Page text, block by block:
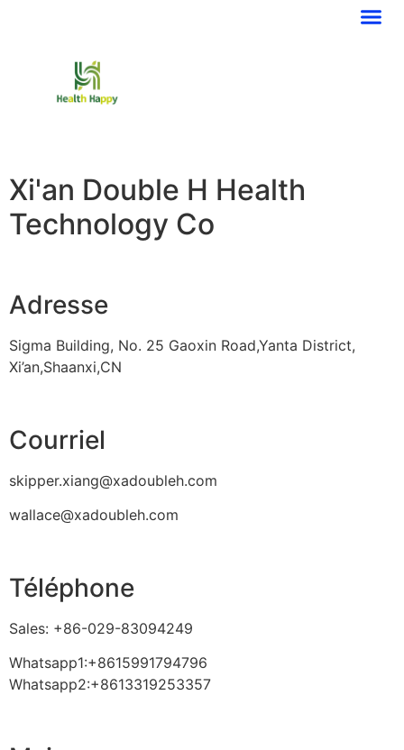
Xi'an Double H Health
Technology Co
Adresse
Sigma Building, No. 25 Gaoxin Road,Yanta District,
Xi’an,Shaanxi,CN
Courriel
skipper.xiang@xadoubleh.com
wallace@xadoubleh.com
Téléphone
Sales: +86-029-83094249
Whatsapp1:+8615991794796
Whatsapp2:+8613319253357